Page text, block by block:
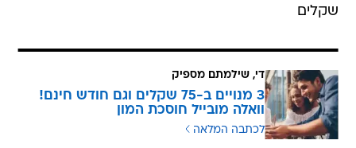
שקלים
די, שילמתם מספיק
3 מנויים ב-75 שקלים וגם חודש חינם!
וואלה מובייל חוסכת המון
לכתבה המלאה